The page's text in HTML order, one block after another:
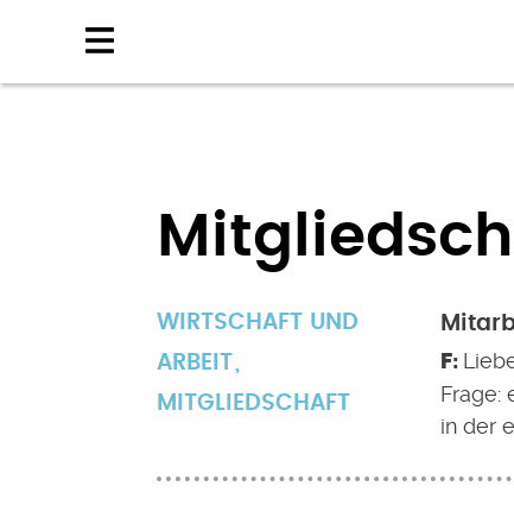
WIRTSCHAFT UND
ARBEIT
MITGLIEDSCHAFT
Frage:
in der